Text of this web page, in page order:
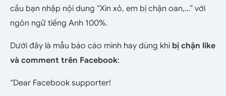
cầu bạn nhập nội dung “Xin xỏ, em bị chặn oan,…” với
ngôn ngữ tiếng Anh 100%.
Dưới đây là mẫu báo cáo mình hay dùng khi bị chặn like
và comment trên Facebook:
“Dear Facebook supporter!